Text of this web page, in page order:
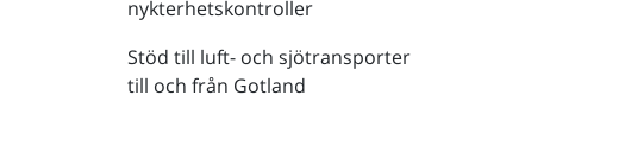
nykterhetskontroller
Stöd till luft- och sjötransporter
till och från Gotland